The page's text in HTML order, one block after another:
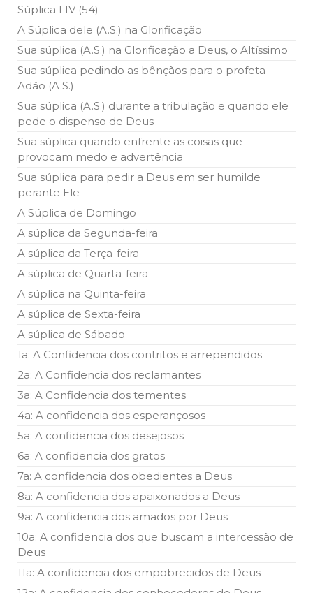
Súplica LIV (54)
A Súplica dele (A.S.) na Glorificação
Sua súplica (A.S.) na Glorificação a Deus, o Altíssimo
Sua súplica pedindo as bênçãos para o profeta
Adão (A.S.)
Sua súplica (A.S.) durante a tribulação e quando ele
pede o dispenso de Deus
Sua súplica quando enfrente as coisas que
provocam medo e advertência
Sua súplica para pedir a Deus em ser humilde
perante Ele
A Súplica de Domingo
A súplica da Segunda-feira
A súplica da Terça-feira
A súplica de Quarta-feira
A súplica na Quinta-feira
A súplica de Sexta-feira
A súplica de Sábado
1a: A Confidencia dos contritos e arrependidos
2a: A Confidencia dos reclamantes
3a: A Confidencia dos tementes
4a: A confidencia dos esperançosos
5a: A confidencia dos desejosos
6a: A confidencia dos gratos
7a: A confidencia dos obedientes a Deus
8a: A confidencia dos apaixonados a Deus
9a: A confidencia dos amados por Deus
10a: A confidencia dos que buscam a intercessão de
Deus
11a: A confidencia dos empobrecidos de Deus